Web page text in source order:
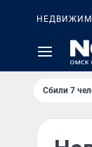
Сбили 7